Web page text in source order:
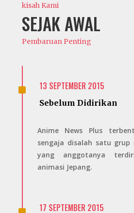
kisah Kami
SEJAK AWAL
Pembaruan Penting
^ 13 SEPTEMBER 2015
Sebelum Didirikan
Anime News Plus
sengaja disalah satu grup
yang anggotanya
animasi Jepang.
17 SEPTEMBER 2015